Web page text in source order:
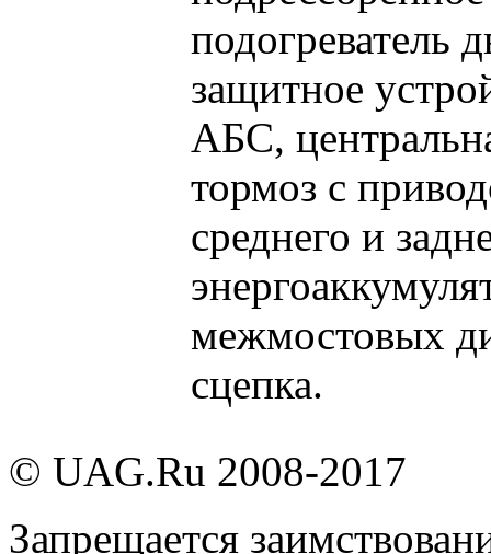
подогреватель
защитное
АБС,
тормоз с
среднего и
межмостовых
сцепка.
© UAG.Ru 2008-2017
Запрещается